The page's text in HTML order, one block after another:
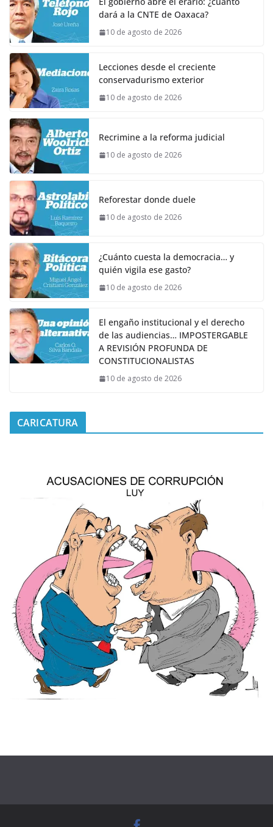
dará a la CNTE de Oaxaca?
10 de agosto de 2026
Lecciones desde el creciente
conservadurismo exterior
10 de agosto de 2026
Recrimine a la reforma judicial
10 de agosto de 2026
Reforestar donde duele
10 de agosto de 2026
¿Cuánto cuesta la democracia… y
quién vigila ese gasto?
10 de agosto de 2026
El engaño institucional y el derecho
de las audiencias… IMPOSTERGABLE
A REVISIÓN PROFUNDA DE
CONSTITUCIONALISTAS
10 de agosto de 2026
CARICATURA